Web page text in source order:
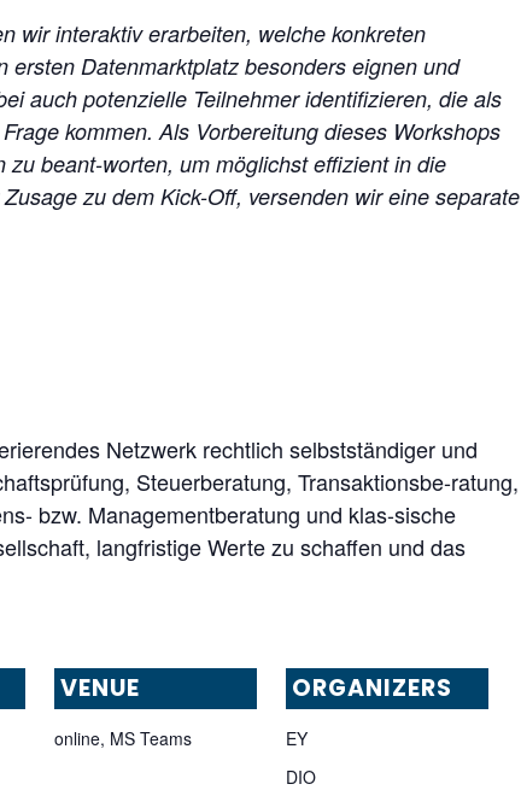
wir interaktiv erarbeiten, welche konkreten
Datenmarktplatz besonders eignen und
auch potenzielle Teilnehmer identifizieren, die als
kommen. Als Vorbereitung dieses Workshops
beant-worten, um möglichst effizient in die
zu dem Kick-Off, versenden wir eine separate
Netzwerk rechtlich selbstständiger und
Steuerberatung, Transaktionsbe-ratung,
bzw. Managementberatung und klas-sische
langfristige Werte zu schaffen und das
VENUE
online, MS Teams
ORGANIZERS
EY
DIO